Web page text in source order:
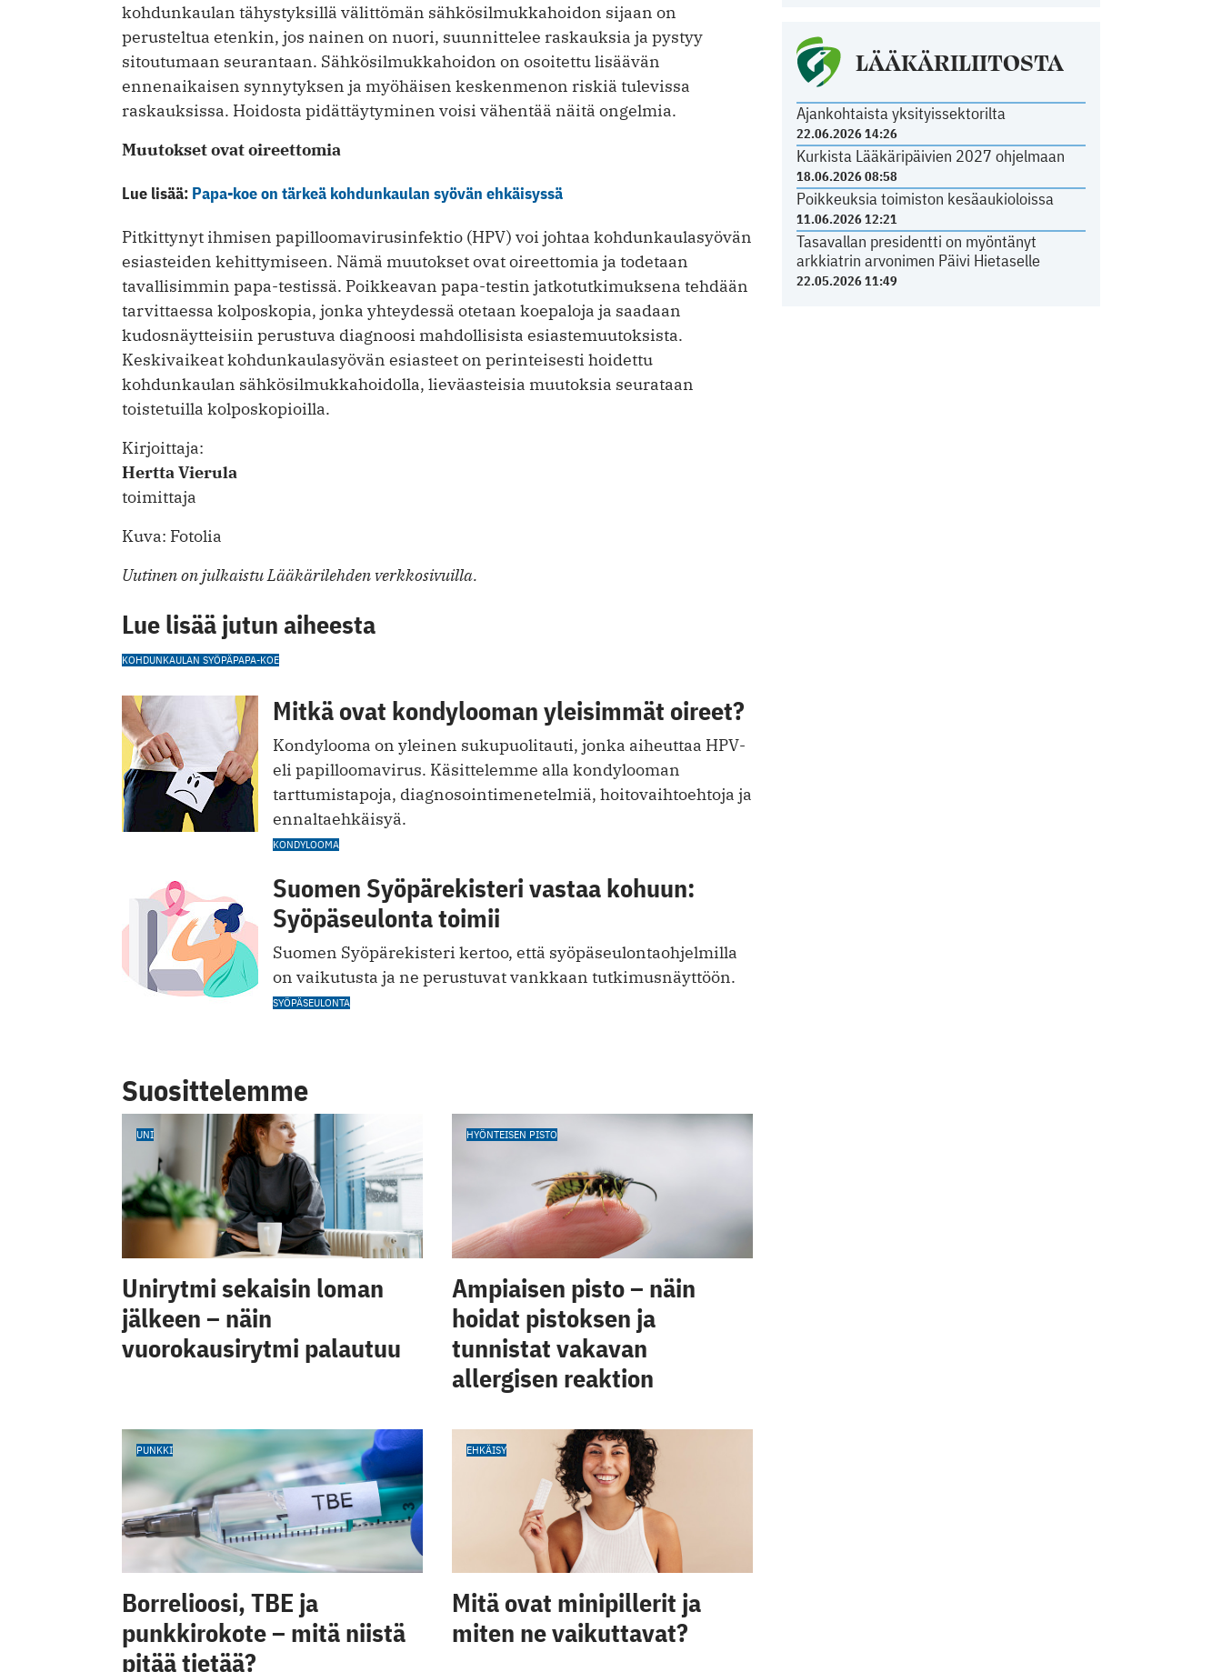
LÄÄKÄRILIITOSTA
Ajankohtaista yksityissektorilta
22.06.2026 14:26
Kurkista Lääkäripäivien 2027 ohjelmaan
18.06.2026 08:58
Poikkeuksia toimiston kesäaukioloissa
11.06.2026 12:21
Tasavallan presidentti on myöntänyt
arkkiatrin arvonimen Päivi Hietaselle
22.05.2026 11:49
kohdunkaulan tähystyksillä välittömän sähkösilmukkahoidon sijaan on
perusteltua etenkin, jos nainen on nuori, suunnittelee raskauksia ja pystyy
sitoutumaan seurantaan. Sähkösilmukkahoidon on osoitettu lisäävän
ennenaikaisen synnytyksen ja myöhäisen keskenmenon riskiä tulevissa
raskauksissa. Hoidosta pidättäytyminen voisi vähentää näitä ongelmia.
Muutokset ovat oireettomia
Lue lisää: Papa-koe on tärkeä kohdunkaulan syövän ehkäisyssä
Pitkittynyt ihmisen papilloomavirusinfektio (HPV) voi johtaa kohdunkaulasyövän
esiasteiden kehittymiseen. Nämä muutokset ovat oireettomia ja todetaan
tavallisimmin papa-testissä. Poikkeavan papa-testin jatkotutkimuksena tehdään
tarvittaessa kolposkopia, jonka yhteydessä otetaan koepaloja ja saadaan
kudosnäytteisiin perustuva diagnoosi mahdollisista esiastemuutoksista.
Keskivaikeat kohdunkaulasyövän esiasteet on perinteisesti hoidettu
kohdunkaulan sähkösilmukkahoidolla, lieväasteisia muutoksia seurataan
toistetuilla kolposkopioilla.
Kirjoittaja:
Hertta Vierula
toimittaja
Kuva: Fotolia
Uutinen on julkaistu Lääkärilehden verkkosivuilla.
Lue lisää jutun aiheesta
KOHDUNKAULAN SYÖPÄPAPA-KOE
Mitkä ovat kondylooman yleisimmät oireet?
Kondylooma on yleinen sukupuolitauti, jonka aiheuttaa HPV-
eli papilloomavirus. Käsittelemme alla kondylooman
tarttumistapoja, diagnosointimenetelmiä, hoitovaihtoehtoja ja
ennaltaehkäisyä.
KONDYLOOMA
Suomen Syöpärekisteri vastaa kohuun:
Syöpäseulonta toimii
Suomen Syöpärekisteri kertoo, että syöpäseulontaohjelmilla
on vaikutusta ja ne perustuvat vankkaan tutkimusnäyttöön.
SYÖPÄSEULONTA
Suosittelemme
UNI
Unirytmi sekaisin loman
jälkeen – näin
vuorokausirytmi palautuu
HYÖNTEISEN PISTO
Ampiaisen pisto – näin
hoidat pistoksen ja
tunnistat vakavan
allergisen reaktion
PUNKKI
Borrelioosi, TBE ja
punkkirokote – mitä niistä
pitää tietää?
EHKÄISY
Mitä ovat minipillerit ja
miten ne vaikuttavat?